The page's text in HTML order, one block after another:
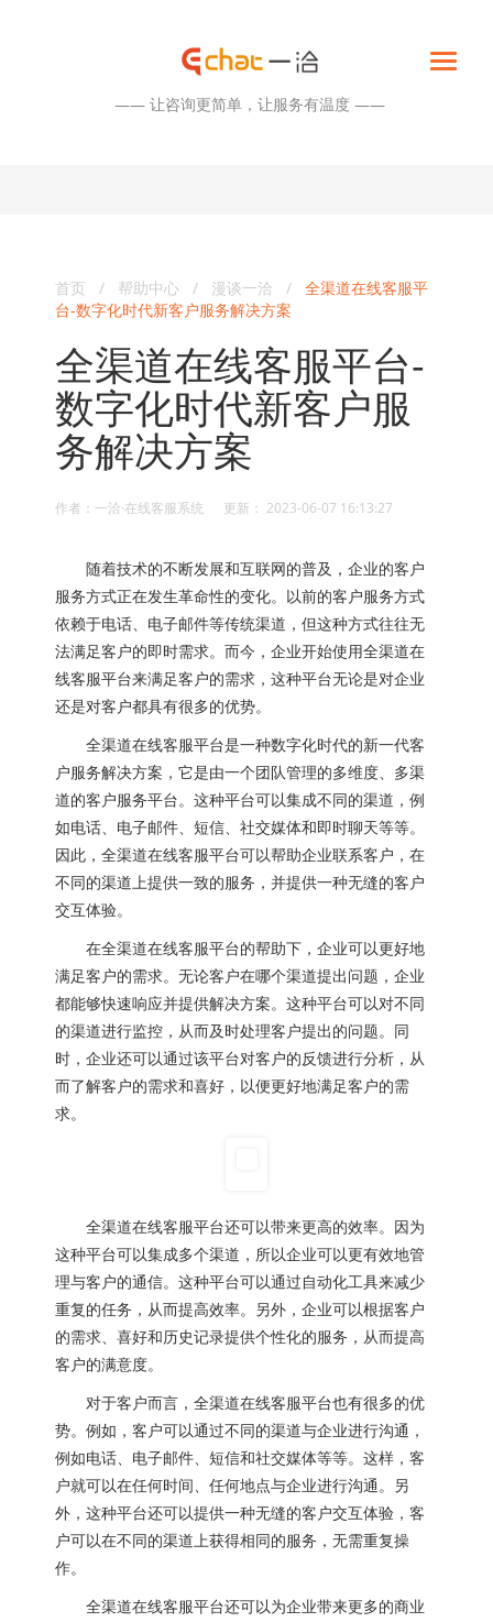
—— 让咨询更简单，让服务有温度 ——
首页 / 帮助中心 / 漫谈一洽 / 全渠道在线客服平
台-数字化时代新客户服务解决方案
全渠道在线客服平台-
数字化时代新客户服
务解决方案
作者：一洽·在线客服系统 更新： 2023-06-07 16:13:27
随着技术的不断发展和互联网的普及，企业的客户
服务方式正在发生革命性的变化。以前的客户服务方式
依赖于电话、电子邮件等传统渠道，但这种方式往往无
法满足客户的即时需求。而今，企业开始使用全渠道在
线客服平台来满足客户的需求，这种平台无论是对企业
还是对客户都具有很多的优势。
全渠道在线客服平台是一种数字化时代的新一代客
户服务解决方案，它是由一个团队管理的多维度、多渠
道的客户服务平台。这种平台可以集成不同的渠道，例
如电话、电子邮件、短信、社交媒体和即时聊天等等。
因此，全渠道在线客服平台可以帮助企业联系客户，在
不同的渠道上提供一致的服务，并提供一种无缝的客户
交互体验。
在全渠道在线客服平台的帮助下，企业可以更好地
满足客户的需求。无论客户在哪个渠道提出问题，企业
都能够快速响应并提供解决方案。这种平台可以对不同
的渠道进行监控，从而及时处理客户提出的问题。同
时，企业还可以通过该平台对客户的反馈进行分析，从
而了解客户的需求和喜好，以便更好地满足客户的需
求。
全渠道在线客服平台还可以带来更高的效率。因为
这种平台可以集成多个渠道，所以企业可以更有效地管
理与客户的通信。这种平台可以通过自动化工具来减少
重复的任务，从而提高效率。另外，企业可以根据客户
的需求、喜好和历史记录提供个性化的服务，从而提高
客户的满意度。
对于客户而言，全渠道在线客服平台也有很多的优
势。例如，客户可以通过不同的渠道与企业进行沟通，
例如电话、电子邮件、短信和社交媒体等等。这样，客
户就可以在任何时间、任何地点与企业进行沟通。另
外，这种平台还可以提供一种无缝的客户交互体验，客
户可以在不同的渠道上获得相同的服务，无需重复操
作。
全渠道在线客服平台还可以为企业带来更多的商业